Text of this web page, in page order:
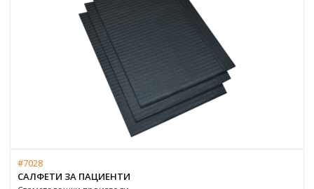
#7028
САЛФЕТИ ЗА ПАЦИЕНТИ